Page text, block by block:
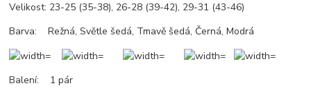
Velikost: 23-25 (35-38), 26-28 (39-42), 29-31 (43-46)
Barva: Režná, Světle šedá, Tmavě šedá, Černá, Modrá
Balení: 1 pár